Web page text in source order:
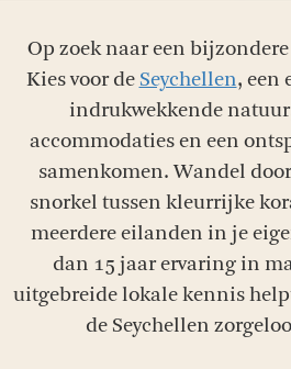
Op zoek naar een
Kies voor de Seychellen, een
indrukwekkende
accommodaties en een
samenkomen. Wandel
snorkel tussen kleurrijke
meerdere eilanden in je
dan 15 jaar ervaring in
uitgebreide lokale kennis
de Seychellen